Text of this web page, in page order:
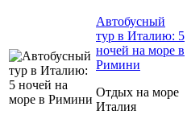
Автобусный
тур в Италию: 5
ночей на море в
Римини
Отдых на море
Италия